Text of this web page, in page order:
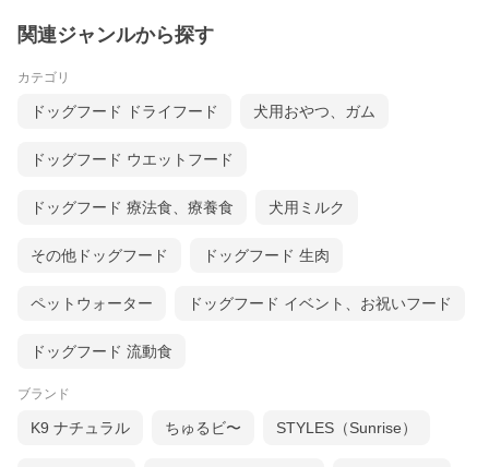
ビオリオーブシリーズ
チョウザメのちから
高知県産
鰹生節カット 70g
【価格】¥660
詳細はコチラ♪
【価格】¥440
詳細はコチラ♪
関連ジャンルから探す
カテゴリ
ドッグフード ドライフード 犬用おやつ、ガム
ドッグフード ウエットフード
ドッグフード 療法食、療養食 犬用ミルク
その他ドッグフード ドッグフード 生肉
ペットウォーター ドッグフード イベント、お祝いフード
ドッグフード 流動食
ブランド
K9 ナチュラル ちゅるビ〜 STYLES（Sunrise）